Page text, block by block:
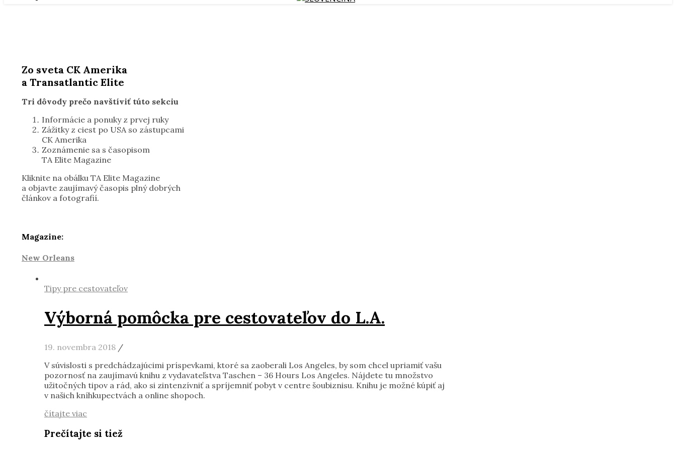
Zo sveta CK Amerika
a Transatlantic Elite
Tri dôvody prečo navštíviť túto sekciu
Informácie a ponuky z prvej ruky
Zážitky z ciest po USA so zástupcami
CK Amerika
Zoznámenie sa s časopisom
TA Elite Magazine
Kliknite na obálku TA Elite Magazine
a objavte zaujímavý časopis plný dobrých
článkov a fotografií.
Magazine:
New Orleans
Tipy pre cestovateľov
Výborná pomôcka pre cestovateľov do L.A.
19. novembra 2018 /
V súvislosti s predchádzajúcimi príspevkami, ktoré sa zaoberali Los Angeles, by som chcel upriamiť vašu
pozornosť na zaujímavú knihu z vydavateľstva Taschen – 36 Hours Los Angeles. Nájdete tu množstvo
užitočných tipov a rád, ako si zintenzívniť a spríjemniť pobyt v centre šoubiznisu. Knihu je možné kúpiť aj
v našich kníhkupectvách a online shopoch.
čítajte viac
Prečítajte si tiež